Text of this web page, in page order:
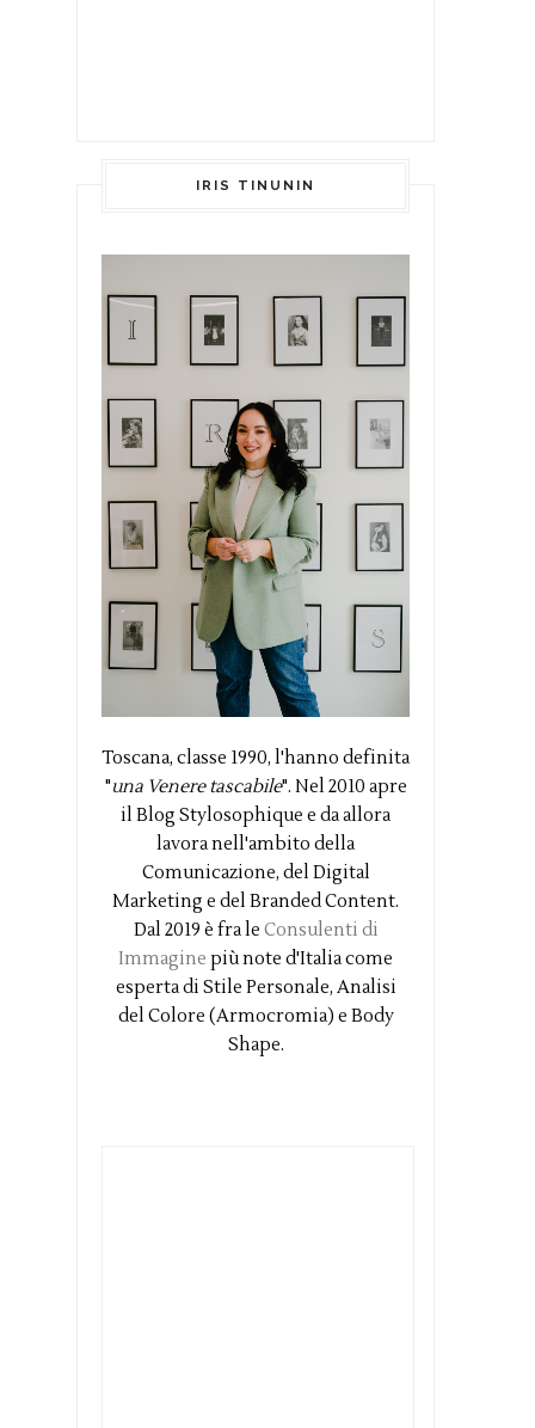
IRIS TINUNIN
Toscana, classe 1990, l'hanno definita
"una Venere tascabile". Nel 2010 apre
il Blog Stylosophique e da allora
lavora nell'ambito della
Comunicazione, del Digital
Marketing e del Branded Content.
Dal 2019 è fra le Consulenti di
Immagine più note d'Italia come
esperta di Stile Personale, Analisi
del Colore (Armocromia) e Body
Shape.